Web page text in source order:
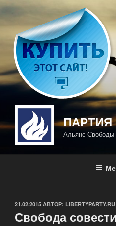
Перейти
к
содержимому
Альянс
ОПУБЛИКОВАНО
21.02.2015 АВТОР: LIBERTYPARTY.RU
Свобода совести